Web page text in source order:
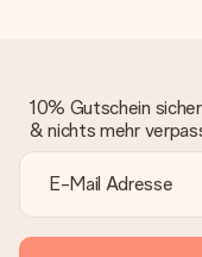
10% Gutschein
& nichts mehr